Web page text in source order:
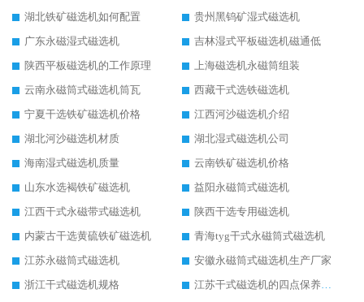
湖北铁矿磁选机如何配置
贵州黑钨矿湿式磁选机
广东永磁湿式磁选机
吉林湿式平板磁选机磁通低
陕西平板磁选机的工作原理
上海磁选机永磁筒组装
云南永磁筒式磁选机筒瓦
西藏干式选铁磁选机
宁夏干选铁矿磁选机价格
江西河沙磁选机介绍
湖北河沙磁选机材质
湖北湿式磁选机公司
海南湿式磁选机质量
云南铁矿磁选机价格
山东水选褐铁矿磁选机
益阳永磁筒式磁选机
江西干式永磁带式磁选机
陕西干选专用磁选机
内蒙古干选黄硫铁矿磁选机
青海tyg干式永磁筒式磁选机
江苏永磁筒式磁选机
安徽永磁筒式磁选机生产厂家
浙江干式磁选机规格
江苏干式磁选机的四点保养秘籍